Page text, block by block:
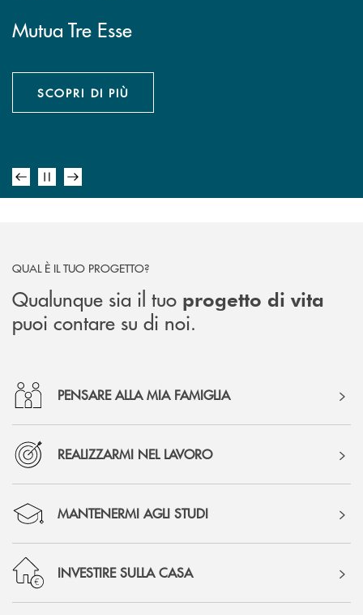
AsSìRisk Catastrofi Naturali
SCOPRI DI PIÙ
Mutua Tre Esse
SCOPRI DI PIÙ
Mutuo prima casa, fino al
accesso alla garanzia statale
QUAL È IL TUO PROGETTO?
Qualunque sia il tuo progetto di vita
puoi contare su di noi.
PENSARE ALLA MIA FAMIGLIA
REALIZZARMI NEL LAVORO
MANTENERMI AGLI STUDI
INVESTIRE SULLA CASA